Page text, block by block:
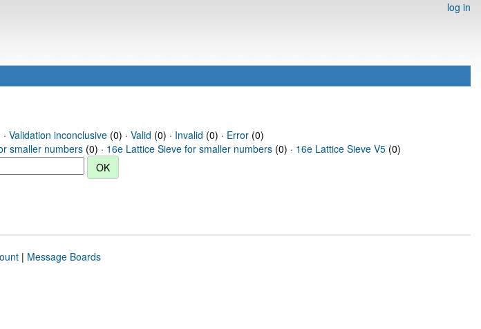
log in
Validation inconclusive(0) · Valid (0) · Invalid (0) · Error(0)
smaller numbers (0) · 16e Lattice Sieve for smaller numbers (0) · 16e Lattice Sieve V5 (0)
| Message Boards